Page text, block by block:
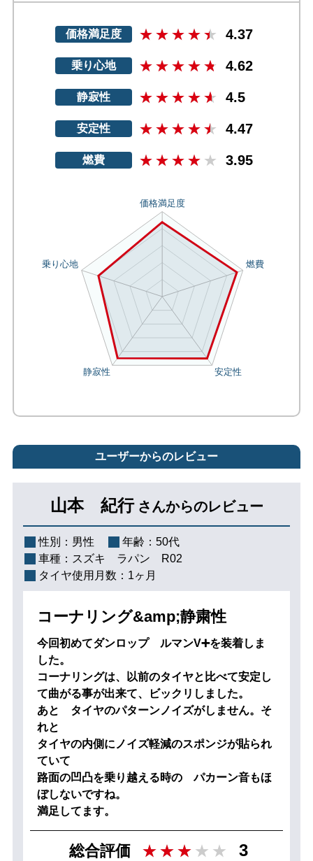
価格満足度 4.37
乗り心地 4.62
静寂性 4.5
安定性 4.47
燃費 3.95
ユーザーからのレビュー
山本 紀行 さんからのレビュー
性別： 男性 年齢： 50代
車種： スズキ ラパン R02
タイヤ使用月数： 1ヶ月
コーナリング&amp;静粛性
今回初めてダンロップ ルマンV➕を装着しま
した。
コーナリングは、以前のタイヤと比べて安定し
て曲がる事が出来て、ビックリしました。
あと タイヤのパターンノイズがしません。そ
れと
タイヤの内側にノイズ軽減のスポンジが貼られ
ていて
路面の凹凸を乗り越える時の パカーン音もほ
ぼしないですね。
満足してます。
総合評価 3